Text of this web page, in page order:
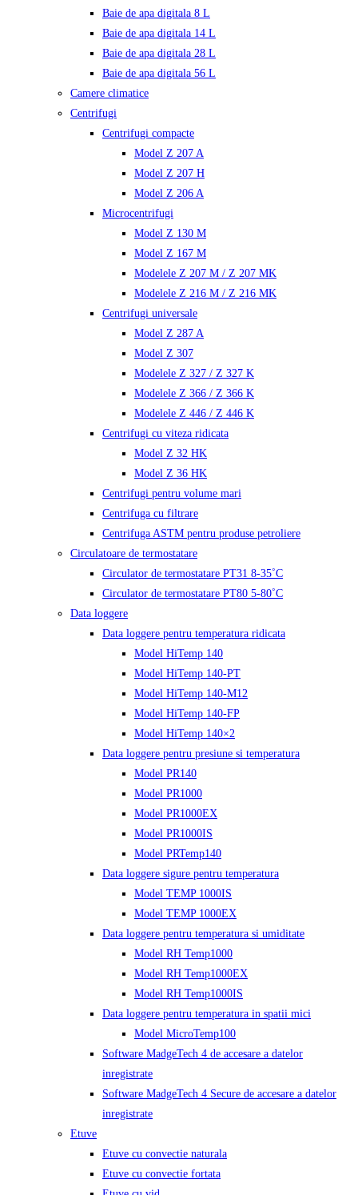
Baie de apa digitala 8 L
Baie de apa digitala 14 L
Baie de apa digitala 28 L
Baie de apa digitala 56 L
Camere climatice
Centrifugi
Centrifugi compacte
Model Z 207 A
Model Z 207 H
Model Z 206 A
Microcentrifugi
Model Z 130 M
Model Z 167 M
Modelele Z 207 M / Z 207 MK
Modelele Z 216 M / Z 216 MK
Centrifugi universale
Model Z 287 A
Model Z 307
Modelele Z 327 / Z 327 K
Modelele Z 366 / Z 366 K
Modelele Z 446 / Z 446 K
Centrifugi cu viteza ridicata
Model Z 32 HK
Model Z 36 HK
Centrifugi pentru volume mari
Centrifuga cu filtrare
Centrifuga ASTM pentru produse petroliere
Circulatoare de termostatare
Circulator de termostatare PT31 8-35˚C
Circulator de termostatare PT80 5-80˚C
Data loggere
Data loggere pentru temperatura ridicata
Model HiTemp 140
Model HiTemp 140-PT
Model HiTemp 140-M12
Model HiTemp 140-FP
Model HiTemp 140×2
Data loggere pentru presiune si temperatura
Model PR140
Model PR1000
Model PR1000EX
Model PR1000IS
Model PRTemp140
Data loggere sigure pentru temperatura
Model TEMP 1000IS
Model TEMP 1000EX
Data loggere pentru temperatura si umiditate
Model RH Temp1000
Model RH Temp1000EX
Model RH Temp1000IS
Data loggere pentru temperatura in spatii mici
Model MicroTemp100
Software MadgeTech 4 de accesare a datelor
inregistrate
Software MadgeTech 4 Secure de accesare a datelor
inregistrate
Etuve
Etuve cu convectie naturala
Etuve cu convectie fortata